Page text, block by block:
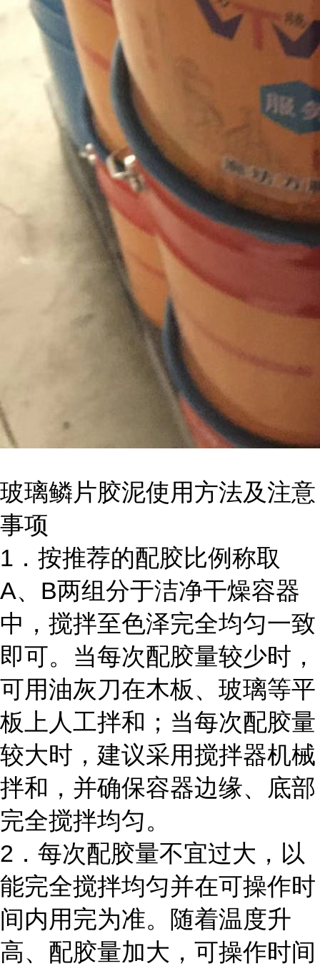
玻璃鳞片胶泥使用方法及注意
事项
1．按推荐的配胶比例称取
A、B两组分于洁净干燥容器
中，搅拌至色泽完全均匀一致
即可。当每次配胶量较少时，
可用油灰刀在木板、玻璃等平
板上人工拌和；当每次配胶量
较大时，建议采用搅拌器机械
拌和，并确保容器边缘、底部
完全搅拌均匀。
2．每次配胶量不宜过大，以
能完全搅拌均匀并在可操作时
间内用完为准。随着温度升
高、配胶量加大，可操作时间